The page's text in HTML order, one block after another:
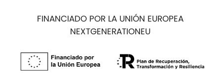
FINANCIADO POR LA UNIÓN EUROPEA
NEXTGENERATIONEU